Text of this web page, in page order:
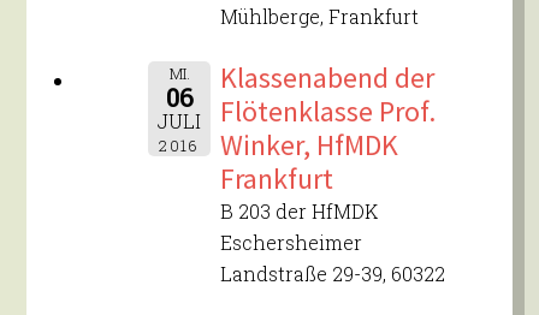
Mühlberge, Frankfurt
MI.
06
JULI
2016
Klassenabend der
Flötenklasse Prof.
Winker, HfMDK
Frankfurt
B 203 der HfMDK
Eschersheimer
Landstraße 29-39, 60322